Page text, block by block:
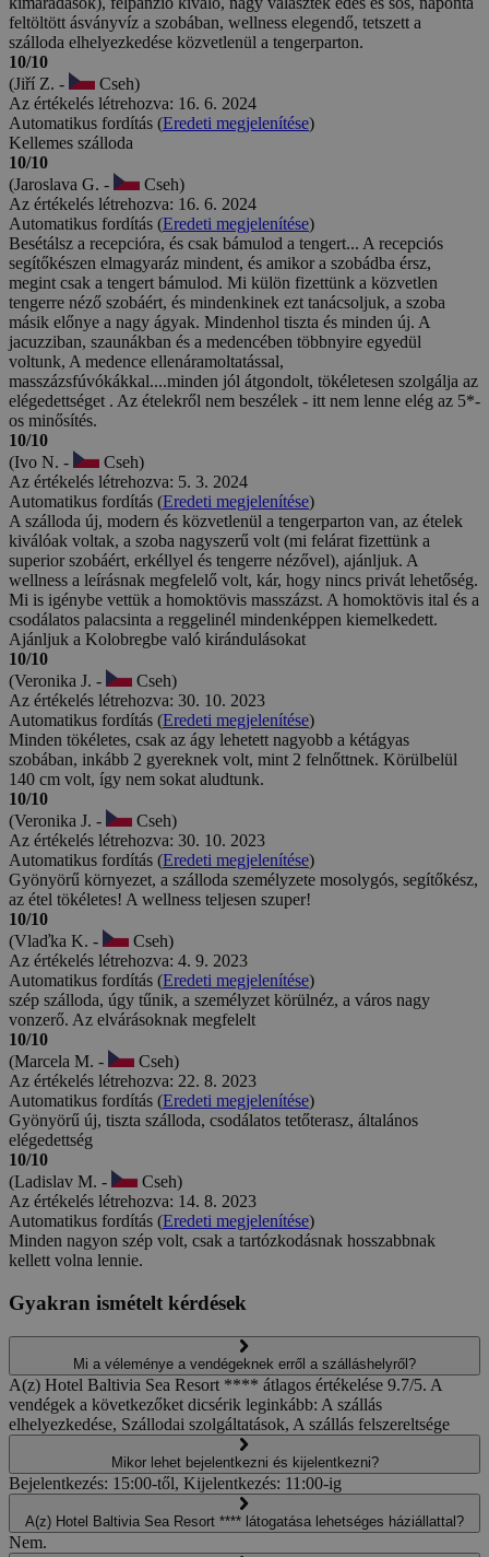
feltöltött ásványvíz a szobában, wellness elegendő, tetszett a
szálloda elhelyezkedése közvetlenül a tengerparton.
10/10
(Jiří Z. -
Cseh)
Az értékelés létrehozva: 16. 6. 2024
Automatikus fordítás (Eredeti megjelenítése)
Kellemes szálloda
10/10
(Jaroslava G. -
Cseh)
Az értékelés létrehozva: 16. 6. 2024
Automatikus fordítás (Eredeti megjelenítése)
Besétálsz a recepcióra, és csak bámulod a tengert... A recepciós
segítőkészen elmagyaráz mindent, és amikor a szobádba érsz,
megint csak a tengert bámulod. Mi külön fizettünk a közvetlen
tengerre néző szobáért, és mindenkinek ezt tanácsoljuk, a szoba
másik előnye a nagy ágyak. Mindenhol tiszta és minden új. A
jacuzziban, szaunákban és a medencében többnyire egyedül
voltunk, A medence ellenáramoltatással,
masszázsfúvókákkal....minden jól átgondolt, tökéletesen szolgálja az
elégedettséget . Az ételekről nem beszélek - itt nem lenne elég az 5*-
os minősítés.
10/10
(Ivo N. -
Cseh)
Az értékelés létrehozva: 5. 3. 2024
Automatikus fordítás (Eredeti megjelenítése)
A szálloda új, modern és közvetlenül a tengerparton van, az ételek
kiválóak voltak, a szoba nagyszerű volt (mi felárat fizettünk a
superior szobáért, erkéllyel és tengerre nézővel), ajánljuk. A
wellness a leírásnak megfelelő volt, kár, hogy nincs privát lehetőség.
Mi is igénybe vettük a homoktövis masszázst. A homoktövis ital és a
csodálatos palacsinta a reggelinél mindenképpen kiemelkedett.
Ajánljuk a Kolobregbe való kirándulásokat
10/10
(Veronika J. -
Cseh)
Az értékelés létrehozva: 30. 10. 2023
Automatikus fordítás (Eredeti megjelenítése)
Minden tökéletes, csak az ágy lehetett nagyobb a kétágyas
szobában, inkább 2 gyereknek volt, mint 2 felnőttnek. Körülbelül
140 cm volt, így nem sokat aludtunk.
10/10
(Veronika J. -
Cseh)
Az értékelés létrehozva: 30. 10. 2023
Automatikus fordítás (Eredeti megjelenítése)
Gyönyörű környezet, a szálloda személyzete mosolygós, segítőkész,
az étel tökéletes! A wellness teljesen szuper!
10/10
(Vlaďka K. -
Cseh)
Az értékelés létrehozva: 4. 9. 2023
Automatikus fordítás (Eredeti megjelenítése)
szép szálloda, úgy tűnik, a személyzet körülnéz, a város nagy
vonzerő. Az elvárásoknak megfelelt
10/10
(Marcela M. -
Cseh)
Az értékelés létrehozva: 22. 8. 2023
Automatikus fordítás (Eredeti megjelenítése)
Gyönyörű új, tiszta szálloda, csodálatos tetőterasz, általános
elégedettség
10/10
(Ladislav M. -
Cseh)
Az értékelés létrehozva: 14. 8. 2023
Automatikus fordítás (Eredeti megjelenítése)
Minden nagyon szép volt, csak a tartózkodásnak hosszabbnak
kellett volna lennie.
Gyakran ismételt kérdések
Mi a véleménye a vendégeknek erről a szálláshelyről?
A(z) Hotel Baltivia Sea Resort **** átlagos értékelése 9.7/5. A
vendégek a következőket dicsérik leginkább: A szállás
elhelyezkedése, Szállodai szolgáltatások, A szállás felszereltsége
Mikor lehet bejelentkezni és kijelentkezni?
Bejelentkezés: 15:00-től, Kijelentkezés: 11:00-ig
A(z) Hotel Baltivia Sea Resort **** látogatása lehetséges háziállattal?
Nem.